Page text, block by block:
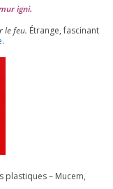
igni.
le feu. Étrange, fas­ci­nant
.
plas­tiques – Mucem,